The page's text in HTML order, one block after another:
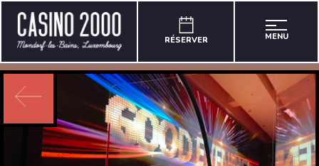
RÉSERVER MENU